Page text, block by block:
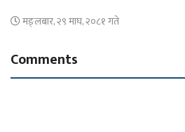
मङ्लबार, २९ माघ, २०८१ गते
Comments